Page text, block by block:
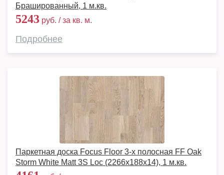
Брашированный, 1 м.кв.
5243 руб. / за кв. м.
Подробнее
Паркетная доска Focus Floor 3-х полосная FF Oak
Storm White Matt 3S Loc (2266х188х14), 1 м.кв.